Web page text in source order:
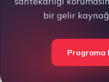
bir gelir
Programa